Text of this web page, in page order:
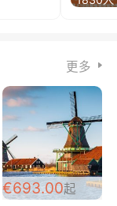
更多
€693.00起